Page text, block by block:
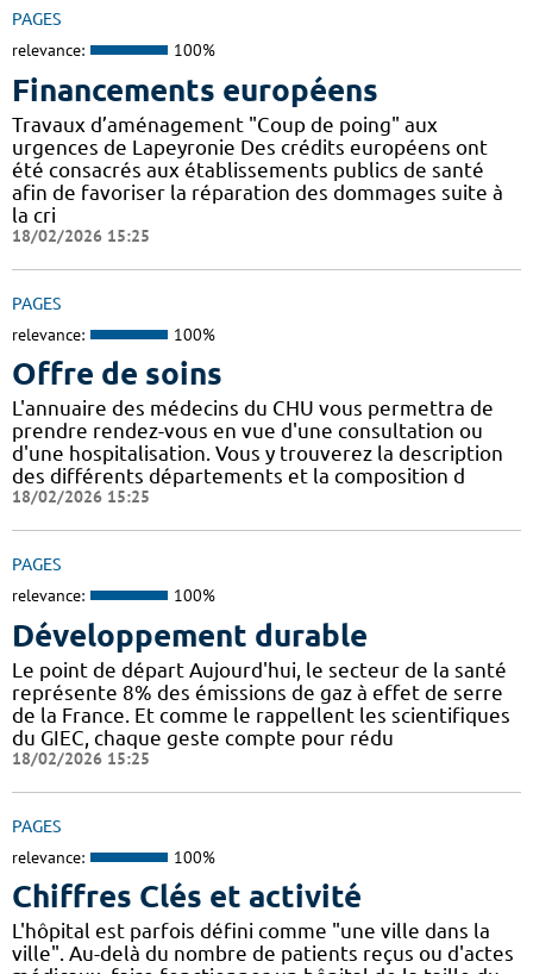
PAGES
relevance: 100%
Financements européens
Travaux d’aménagement "Coup de poing" aux
urgences de Lapeyronie Des crédits européens ont
été consacrés aux établissements publics de santé
afin de favoriser la réparation des dommages suite à
la cri
18/02/2026 15:25
PAGES
relevance: 100%
Offre de soins
L'annuaire des médecins du CHU vous permettra de
prendre rendez-vous en vue d'une consultation ou
d'une hospitalisation. Vous y trouverez la description
des différents départements et la composition d
18/02/2026 15:25
PAGES
relevance: 100%
Développement durable
Le point de départ Aujourd'hui, le secteur de la santé
représente 8% des émissions de gaz à effet de serre
de la France. Et comme le rappellent les scientifiques
du GIEC, chaque geste compte pour rédu
18/02/2026 15:25
PAGES
relevance: 100%
Chiffres Clés et activité
L'hôpital est parfois défini comme "une ville dans la
ville". Au-delà du nombre de patients reçus ou d'actes